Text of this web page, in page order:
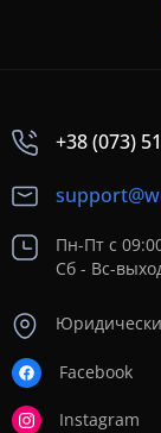
+38 (073)
Пн-Пт с
Сб - Вс-
Facebook
Instagram